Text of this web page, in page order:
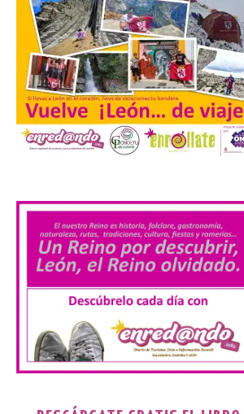
elaboradas por especialistas para
observar el eclipse con seguridad León, 7
de agosto de 2026. La programación […]
Laciana comienza su
programación para
disfrutar el eclipse total
del 12 de agosto
Durante los días 1 y 2 de
agosto, tanto el público
infantil como el adulto
pudo disfrutar de un
en el polideportivo municipal, con pases
de mañana dedicados preferentemente al
público infantil y, el resto del […]
nacidos en 2008 ya han